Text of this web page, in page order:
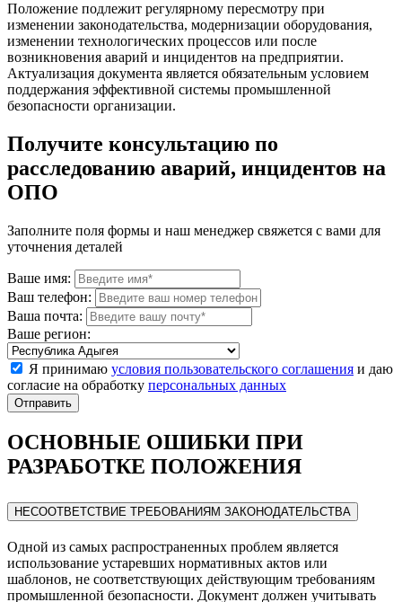
Положение подлежит регулярному пересмотру при
изменении законодательства, модернизации оборудования,
изменении технологических процессов или после
возникновения аварий и инцидентов на предприятии.
Актуализация документа является обязательным условием
поддержания эффективной системы промышленной
безопасности организации.
Получите консультацию по
расследованию аварий, инцидентов на
ОПО
Заполните поля формы и наш менеджер свяжется с вами для
уточнения деталей
Ваше имя:
Ваш телефон:
Ваша почта:
Ваше регион:
Я принимаю условия пользовательского соглашения и даю
согласие на обработку персональных данных
ОСНОВНЫЕ ОШИБКИ ПРИ
РАЗРАБОТКЕ ПОЛОЖЕНИЯ
НЕСООТВЕТСТВИЕ ТРЕБОВАНИЯМ ЗАКОНОДАТЕЛЬСТВА
Одной из самых распространенных проблем является
использование устаревших нормативных актов или
шаблонов, не соответствующих действующим требованиям
промышленной безопасности. Документ должен учитывать